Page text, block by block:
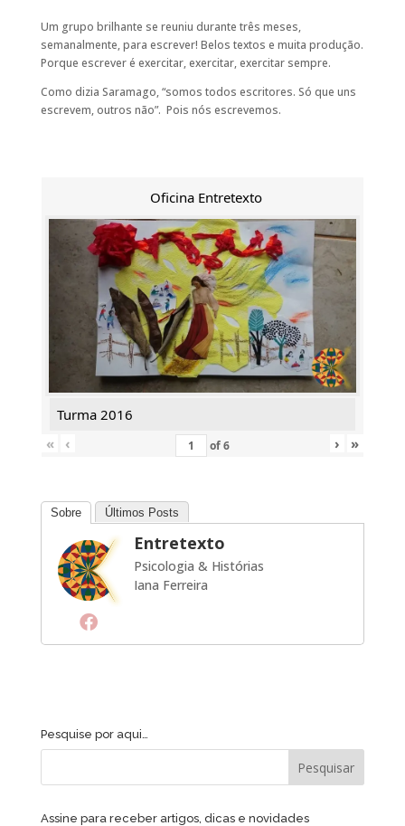
Um grupo brilhante se reuniu durante três meses,
semanalmente, para escrever! Belos textos e muita produção.
Porque escrever é exercitar, exercitar, exercitar sempre.
Como dizia Saramago, “somos todos escritores. Só que uns
escrevem, outros não”. Pois nós escrevemos.
Oficina Entretexto
Turma 2016
«
‹ of6 › »
Sobre Últimos Posts
Entretexto
Psicologia & Histórias
Iana Ferreira
Pesquise por aqui…
Assine para receber artigos, dicas e novidades